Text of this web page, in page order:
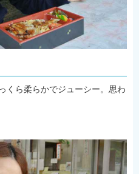
くら柔らかでジューシー。思わ